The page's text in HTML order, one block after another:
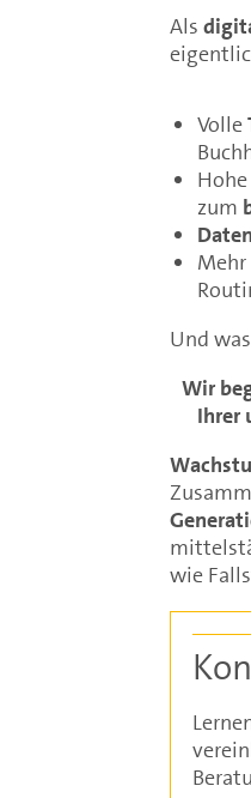
Als
Volle
Hohe
zum
Mehr
Und
Wir
Ihrer
wie